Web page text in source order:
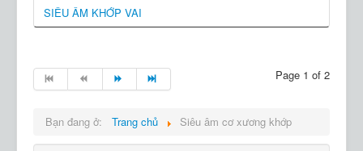
SIÊU ÂM KHỚP VAI
Page 1 of 2
Bạn đang ở: Trang chủ Siêu âm cơ xương khớp